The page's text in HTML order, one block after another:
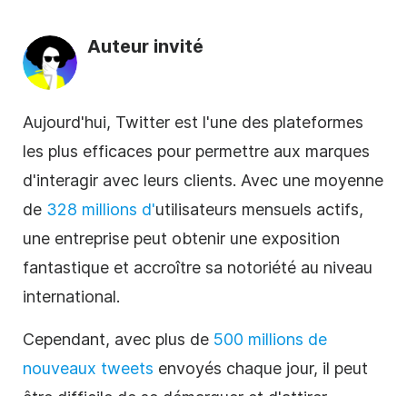
Auteur invité
Aujourd'hui, Twitter est l'une des plateformes
les plus efficaces pour permettre aux marques
d'interagir avec leurs clients. Avec une moyenne
de 328 millions d'utilisateurs mensuels actifs,
une entreprise peut obtenir une exposition
fantastique et accroître sa notoriété au niveau
international.
Cependant, avec plus de 500 millions de
nouveaux tweets envoyés chaque jour, il peut